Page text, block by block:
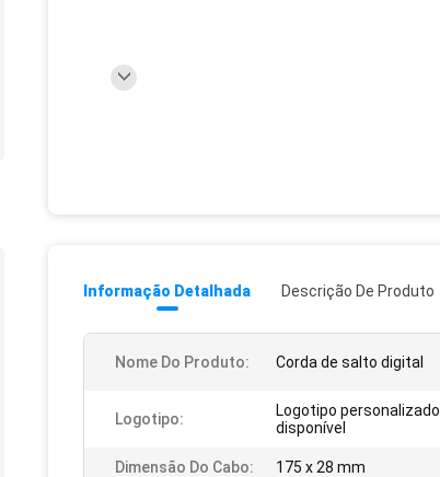
Informação Detalhada Descrição De Produto
Nome Do Produto: Corda de salto digital
Logotipo:
Logotipo personalizado
disponível
Dimensão Do Cabo: 175 x 28 mm